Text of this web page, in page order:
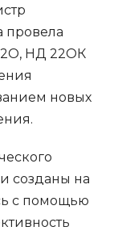
провела
НД 22ОК
новых
созданы на
с помощью